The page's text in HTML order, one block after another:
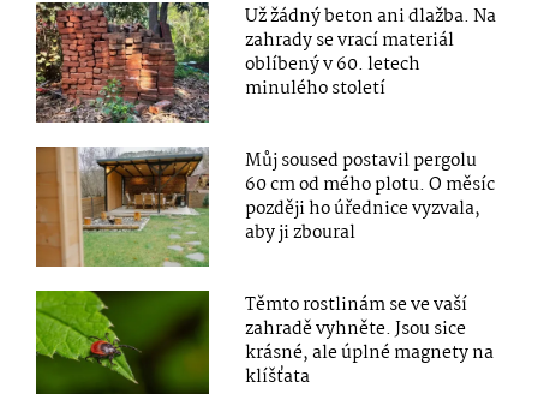
Už žádný beton ani dlažba. Na
zahrady se vrací materiál
oblíbený v 60. letech
minulého století
Můj soused postavil pergolu
60 cm od mého plotu. O měsíc
později ho úřednice vyzvala,
aby ji zboural
Těmto rostlinám se ve vaší
zahradě vyhněte. Jsou sice
krásné, ale úplné magnety na
klíšťata